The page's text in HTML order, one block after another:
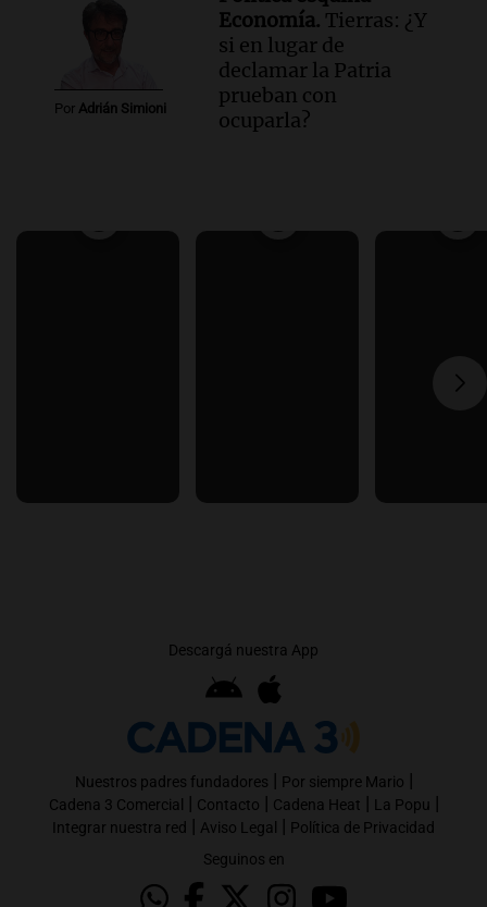
Por Adrián Simioni
Economía. Tierras: ¿Y
si en lugar de
declamar la Patria
prueban con
ocuparla?
Descargá nuestra App
Nuestros padres fundadores | Por siempre Mario |
Cadena 3 Comercial | Contacto | Cadena Heat | La Popu |
Integrar nuestra red | Aviso Legal | Política de Privacidad
Seguinos en